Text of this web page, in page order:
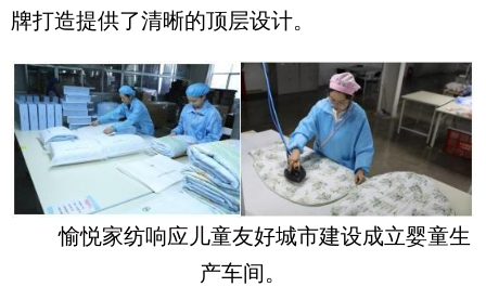
牌打造提供了清晰的顶层设计。
愉悦家纺响应儿童友好城市建设成立婴童生
产车间。